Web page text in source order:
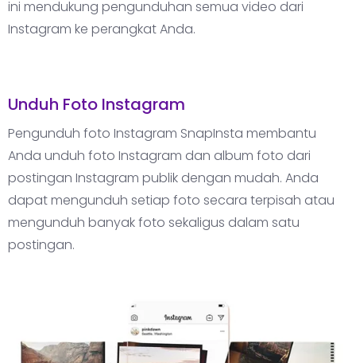
ini mendukung pengunduhan semua video dari
Instagram ke perangkat Anda.
Unduh Foto Instagram
Pengunduh foto Instagram SnapInsta membantu
Anda unduh foto Instagram dan album foto dari
postingan Instagram publik dengan mudah. Anda
dapat mengunduh setiap foto secara terpisah atau
mengunduh banyak foto sekaligus dalam satu
postingan.